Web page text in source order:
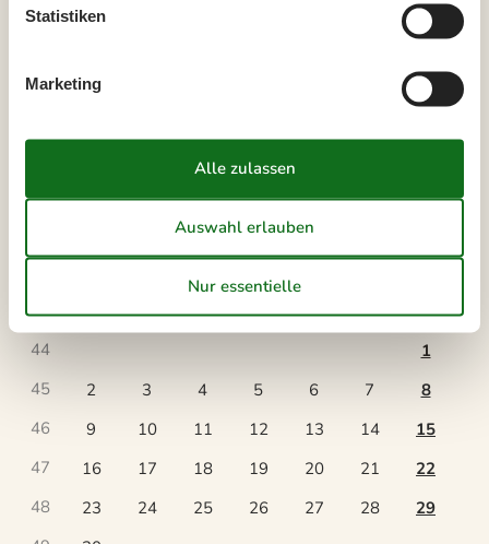
Kalender
November 2026
Mo
Di Mi Do Fr Sa
So
44
1
45
2 3 4 5 6 7
8
46
9 10 11 12 13 14
15
47
16 17 18 19 20 21
22
48
23 24 25 26 27 28
29
Statistiken
Marketing